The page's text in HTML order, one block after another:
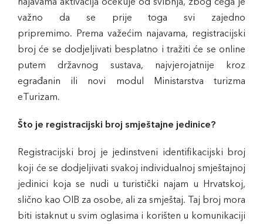
važno da se prije toga svi zajedno
pripremimo. Prema važećim najavama, registracijski
broj će se dodjeljivati besplatno i tražiti će se online
putem državnog sustava, najvjerojatnije kroz
egrađanin ili novi modul Ministarstva turizma
eTurizam.
Što je registracijski broj smještajne jedinice?
Registracijski broj je jedinstveni identifikacijski broj
koji će se dodjeljivati svakoj individualnoj smještajnoj
jedinici koja se nudi u turistički najam u Hrvatskoj,
slično kao OIB za osobe, ali za smještaj. Taj broj mora
biti istaknut u svim oglasima i korišten u komunikaciji